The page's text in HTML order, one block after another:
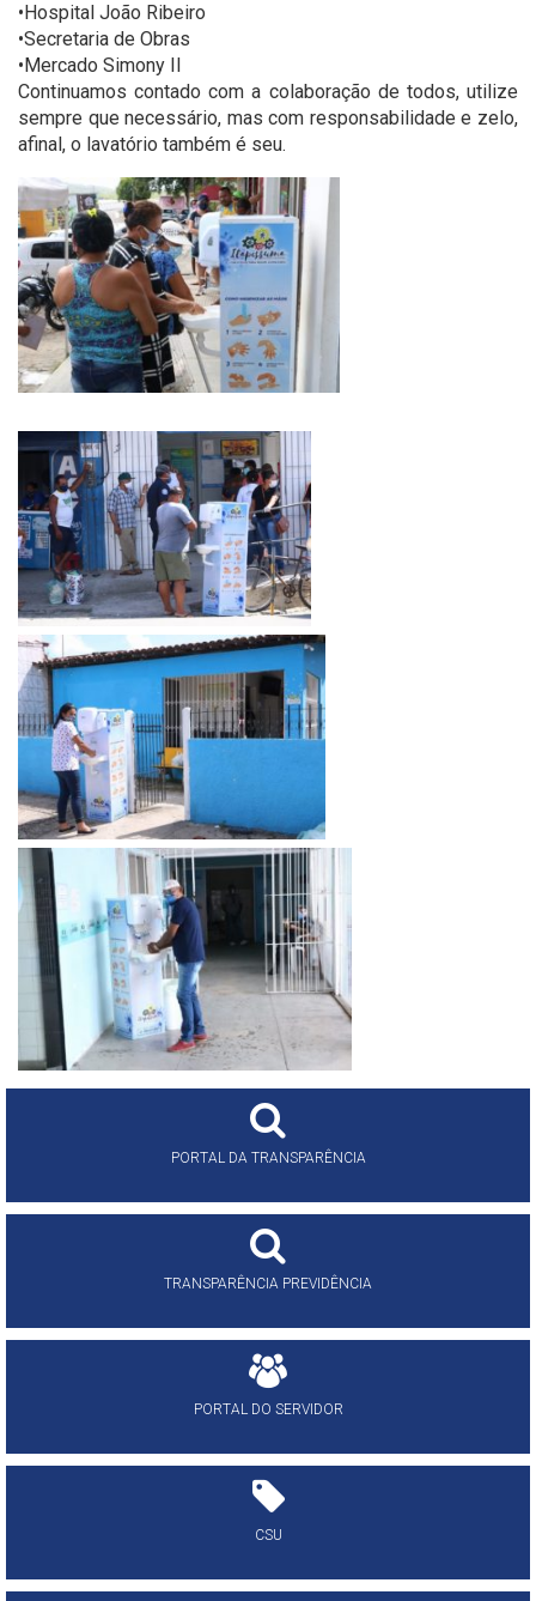
•Hospital João Ribeiro
•Secretaria de Obras
•Mercado Simony II
Continuamos contado com a colaboração de todos, utilize
sempre que necessário, mas com responsabilidade e zelo,
afinal, o lavatório também é seu.
PORTAL DA TRANSPARÊNCIA
TRANSPARÊNCIA PREVIDÊNCIA
PORTAL DO SERVIDOR
CSU